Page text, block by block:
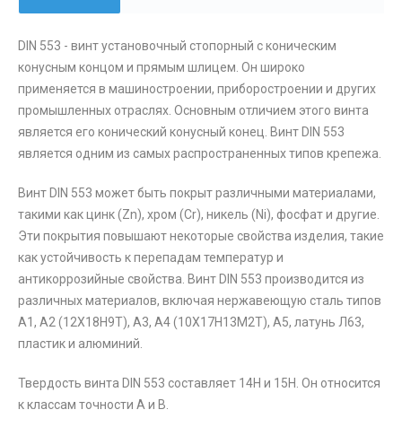
DIN 553 - винт установочный стопорный с коническим
конусным концом и прямым шлицем. Он широко
применяется в машиностроении, приборостроении и других
промышленных отраслях. Основным отличием этого винта
является его конический конусный конец. Винт DIN 553
является одним из самых распространенных типов крепежа.
Винт DIN 553 может быть покрыт различными материалами,
такими как цинк (Zn), хром (Cr), никель (Ni), фосфат и другие.
Эти покрытия повышают некоторые свойства изделия, такие
как устойчивость к перепадам температур и
антикоррозийные свойства. Винт DIN 553 производится из
различных материалов, включая нержавеющую сталь типов
А1, А2 (12Х18Н9Т), А3, А4 (10Х17Н13М2Т), А5, латунь Л63,
пластик и алюминий.
Твердость винта DIN 553 составляет 14H и 15Н. Он относится
к классам точности А и В.